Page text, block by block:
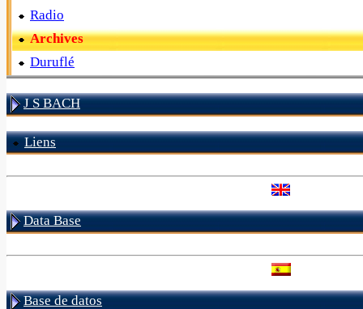
Radio
Archives
Duruflé
J S BACH
Liens
Data Base
Base de datos